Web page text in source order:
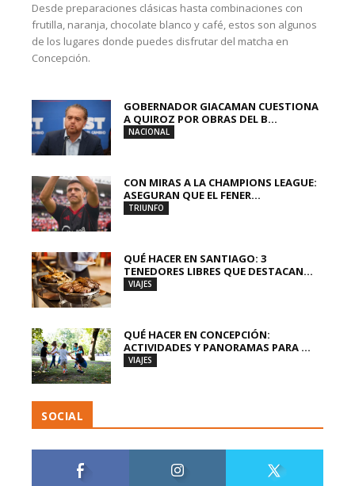
Desde preparaciones clásicas hasta combinaciones con
frutilla, naranja, chocolate blanco y café, estos son algunos
de los lugares donde puedes disfrutar del matcha en
Concepción.
GOBERNADOR GIACAMAN CUESTIONA
A QUIROZ POR OBRAS DEL B...
NACIONAL
CON MIRAS A LA CHAMPIONS LEAGUE:
ASEGURAN QUE EL FENER...
TRIUNFO
QUÉ HACER EN SANTIAGO: 3
TENEDORES LIBRES QUE DESTACAN...
VIAJES
QUÉ HACER EN CONCEPCIÓN:
ACTIVIDADES Y PANORAMAS PARA ...
VIAJES
SOCIAL